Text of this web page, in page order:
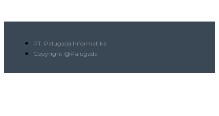
PT. Palugada Informatika
Copyright @Palugada